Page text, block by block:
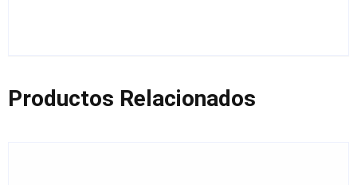
Productos Relacionados